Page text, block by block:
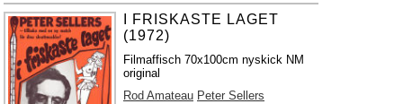
I FRISKASTE LAGET
(1972)
Filmaffisch 70x100cm nyskick NM
original
Rod Amateau Peter Sellers